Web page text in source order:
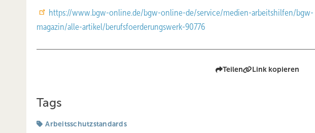
https://www.bgw-online.de/bgw-online-de/service/medien-arbeitshilfen/bgw-
magazin/alle-artikel/berufsfoerderungswerk-90776
Teilen Link kopieren
Tags
Arbeitsschutzstandards